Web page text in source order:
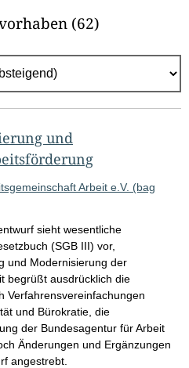
(62)
und
Arbeit e.V. (bag
sieht wesentliche
(SGB III) vor,
und Modernisierung der
begrüßt ausdrücklich die
Verfahrensvereinfachungen
und Bürokratie, die
der Bundesagentur für Arbeit
Änderungen und Ergänzungen
angestrebt.